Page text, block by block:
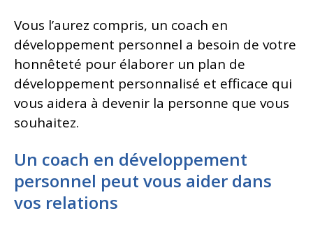
Vous l’aurez compris, un coach en
développement personnel a besoin de votre
honnêteté pour élaborer un plan de
développement personnalisé et efficace qui
vous aidera à devenir la personne que vous
souhaitez.
Un coach en développement
personnel peut vous aider dans
vos relations